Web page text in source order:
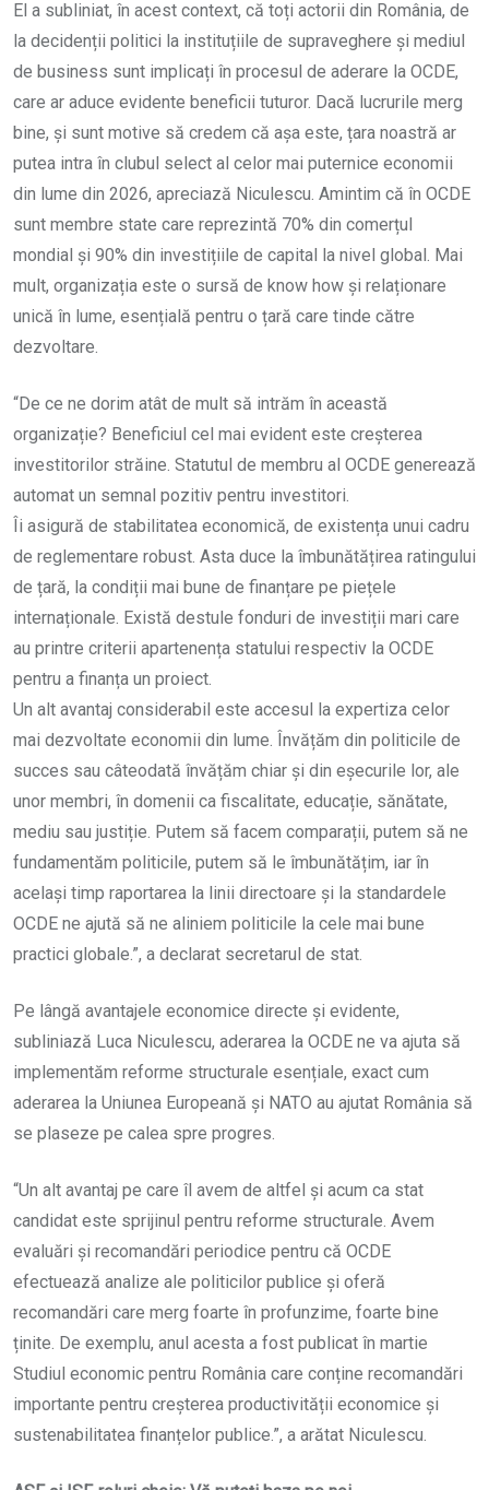
El a subliniat, în acest context, că toți actorii din România, de
la decidenții politici la instituțiile de supraveghere și mediul
de business sunt implicați în procesul de aderare la OCDE,
care ar aduce evidente beneficii tuturor. Dacă lucrurile merg
bine, și sunt motive să credem că așa este, țara noastră ar
putea intra în clubul select al celor mai puternice economii
din lume din 2026, apreciază Niculescu. Amintim că în OCDE
sunt membre state care reprezintă 70% din comerțul
mondial și 90% din investițiile de capital la nivel global. Mai
mult, organizația este o sursă de know how și relaționare
unică în lume, esențială pentru o țară care tinde către
dezvoltare.
“De ce ne dorim atât de mult să intrăm în această
organizație? Beneficiul cel mai evident este creșterea
investitorilor străine. Statutul de membru al OCDE generează
automat un semnal pozitiv pentru investitori.
Îi asigură de stabilitatea economică, de existența unui cadru
de reglementare robust. Asta duce la îmbunătățirea ratingului
de țară, la condiții mai bune de finanțare pe piețele
internaționale. Există destule fonduri de investiții mari care
au printre criterii apartenența statului respectiv la OCDE
pentru a finanța un proiect.
Un alt avantaj considerabil este accesul la expertiza celor
mai dezvoltate economii din lume. Învățăm din politicile de
succes sau câteodată învățăm chiar și din eșecurile lor, ale
unor membri, în domenii ca fiscalitate, educație, sănătate,
mediu sau justiție. Putem să facem comparații, putem să ne
fundamentăm politicile, putem să le îmbunătățim, iar în
același timp raportarea la linii directoare și la standardele
OCDE ne ajută să ne aliniem politicile la cele mai bune
practici globale.”, a declarat secretarul de stat.
Pe lângă avantajele economice directe și evidente,
subliniază Luca Niculescu, aderarea la OCDE ne va ajuta să
implementăm reforme structurale esențiale, exact cum
aderarea la Uniunea Europeană și NATO au ajutat România să
se plaseze pe calea spre progres.
“Un alt avantaj pe care îl avem de altfel și acum ca stat
candidat este sprijinul pentru reforme structurale. Avem
evaluări și recomandări periodice pentru că OCDE
efectuează analize ale politicilor publice și oferă
recomandări care merg foarte în profunzime, foarte bine
ținite. De exemplu, anul acesta a fost publicat în martie
Studiul economic pentru România care conține recomandări
importante pentru creșterea productivității economice și
sustenabilitatea finanțelor publice.”, a arătat Niculescu.